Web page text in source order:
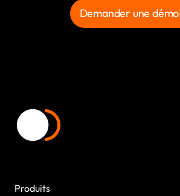
Demander une démo
Produits